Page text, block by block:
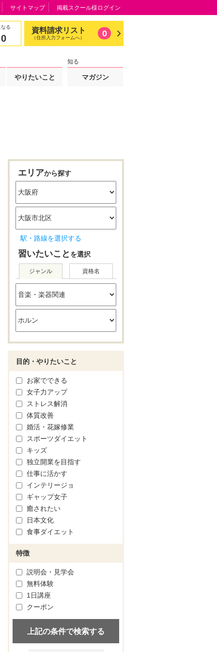
る
0
資料請求リスト
（住所入力フォームへ） 0
やりたいこと
知る
マガジン
サイトマップ 掲載スクール様ログイン
エリアから探す
駅・路線を選択する
習いたいこと を選択
ジャンル 資格名
目的・やりたいこと
お家でできる
女子力アップ
ストレス解消
体質改善
婚活・花嫁修業
スポーツダイエット
キッズ
独立開業を目指す
仕事に活かす
インテリージョ
ギャップ女子
癒されたい
日本文化
食事ダイエット
特徴
説明会・見学会
無料体験
1日講座
クーポン